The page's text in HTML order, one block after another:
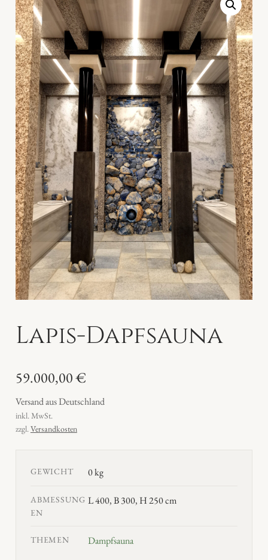
Lapis-Dapfsauna
59.000,00€
Versand aus Deutschland
inkl. MwSt.
zzgl.Versandkosten
GEWICHT 0 kg
ABMESSUNG
EN
L 400, B 300, H 250 cm
THEMEN Dampfsauna